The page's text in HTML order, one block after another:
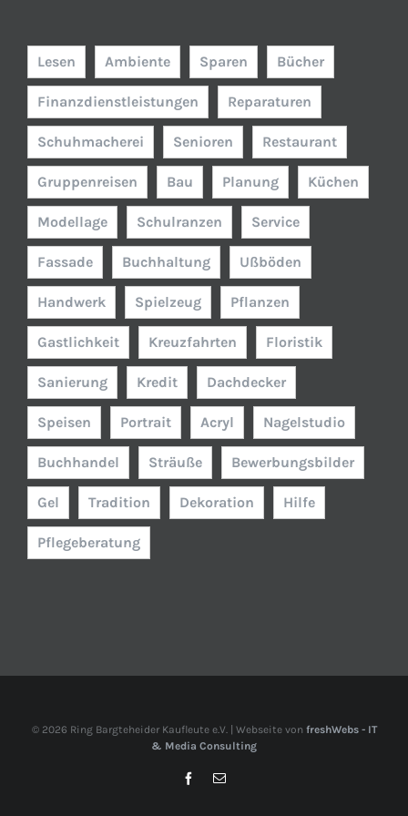
Lesen Ambiente Sparen Bücher
Finanzdienstleistungen Reparaturen
Schuhmacherei Senioren Restaurant
Gruppenreisen Bau Planung Küchen
Modellage Schulranzen Service
Fassade Buchhaltung Ußböden
Handwerk Spielzeug Pflanzen
Gastlichkeit Kreuzfahrten Floristik
Sanierung Kredit Dachdecker
Speisen Portrait Acryl Nagelstudio
Buchhandel Sträuße Bewerbungsbilder
Gel Tradition Dekoration Hilfe
Pflegeberatung
© 2026 Ring Bargteheider Kaufleute e.V. | Webseite von freshWebs - IT
& Media Consulting